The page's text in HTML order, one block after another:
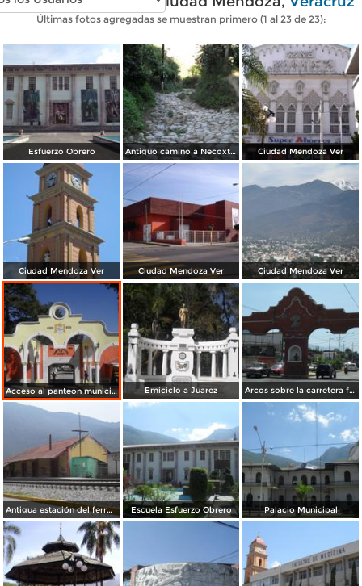
Últimas fotos agregadas se muestran primero (1 al 23 de 23):
Esfuerzo Obrero Antiguo camino a Necoxtla Ciudad Mendoza Ver
Ciudad Mendoza Ver Ciudad Mendoza Ver Ciudad Mendoza Ver
Acceso al panteon municipal Emiciclo a Juarez Arcos sobre la carretera federal en los limites con Nogales
Antigua estación del ferrocarril de Santa Rosa Escuela Esfuerzo Obrero Palacio Municipal